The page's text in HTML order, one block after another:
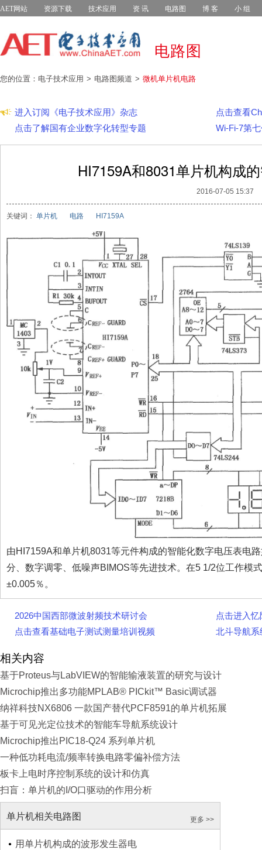
AET网站 资源下载 技术应用 资 讯 电路图 博 客 小 组
电路图
您的位置：电子技术应用 电路图频道 微机单片机电路
进入订阅《电子技术应用》杂志
点击查看
点击了解国有企业数字化转型专题
Wi-Fi-7第
HI7159A和8031单片机构成
2016-07-05 15:37
关键词： 单片机 电路 HI7159A
由HI7159A和单片机8031等元件构成的智能化数字电压表电
分、数字调零、低噪声BIMOS等先进技术。在5 1/2位工作模
±0.005％。
2026中国西部微波射频技术研讨会
点击进入
点击查看基础电子测试测量培训视频
北斗导航
相关内容
基于Proteus与LabVIEW的智能输液装置的研究与设计
Microchip推出多功能MPLAB® PICkit™ Basic调试器
纳祥科技NX6806 一款国产替代PCF8591的单片机拓展
基于可见光定位技术的智能车导航系统设计
Microchip推出PIC18-Q24 系列单片机
一种低功耗电流/频率转换电路零偏补偿方法
板卡上电时序控制系统的设计和仿真
扫盲：单片机的I/O口驱动的作用分析
单片机相关电路图 更多 >>
用单片机构成的波形发生器电